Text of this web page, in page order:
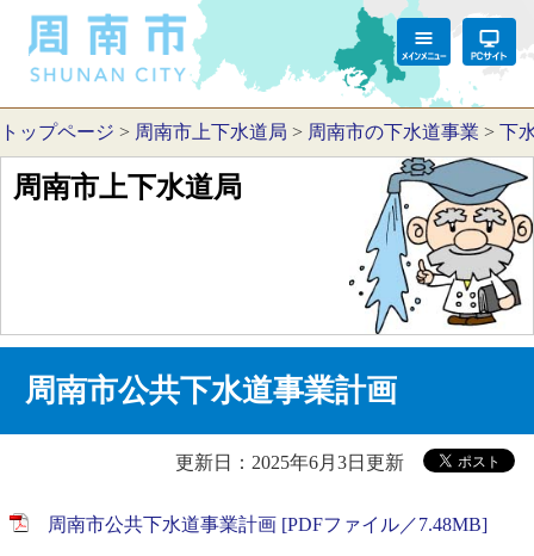
トップページ > 周南市上下水道局 > 周南市の下水道事業 > 下
周南市上下水道局
周南市公共下水道事業計画
更新日：2025年6月3日更新
周南市公共下水道事業計画 [PDFファイル／7.48MB]